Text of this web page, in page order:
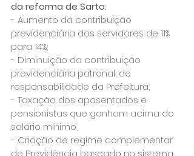
da reforma de Sarto:
- Aumento da contribuição
previdenciária dos servidores de 11%
para 14%;
- Diminuição da contribuição
previdenciária patronal, de
responsabilidade da Prefeitura;
- Taxação dos aposentados e
pensionistas que ganham acima do
salário mínimo;
- Criação de regime complementar
de Previdência baseado no sistema